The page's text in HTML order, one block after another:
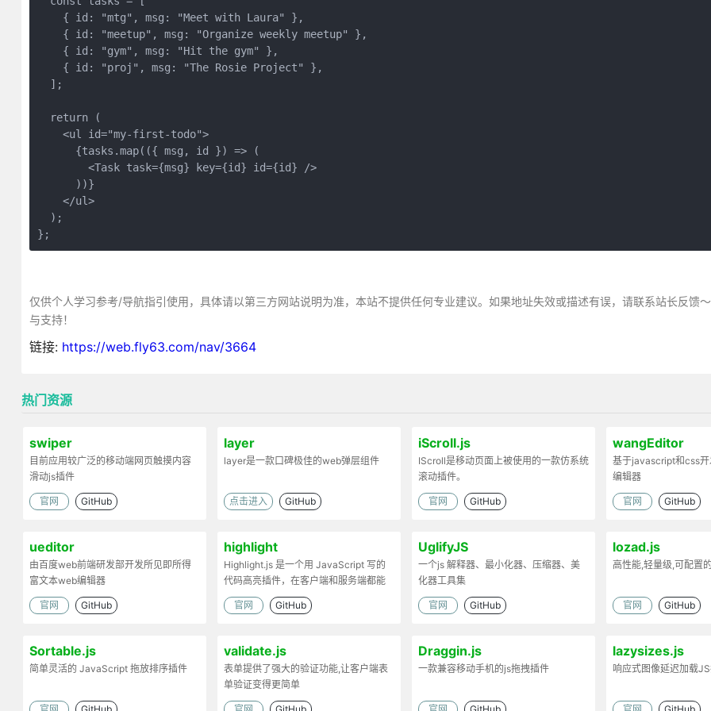
    { id: "mtg", msg: "Meet with Laura" },
    { id: "meetup", msg: "Organize weekly meetup" },
    { id: "gym", msg: "Hit the gym" },
    { id: "proj", msg: "The Rosie Project" },
  ];
  return (
    <ul id="my-first-todo">
      {tasks.map(({ msg, id }) => (
        <Task task={msg} key={id} id={id} />
      ))}
    </ul>
  );
};
仅供个人学习参考/导航指引使用，具体请以第三方网站说明为准，本站不提供任何专业建议。如果地址失效或描述有误，请联系站长反馈
与支持！
链接: https://web.fly63.com/nav/3664
热门资源
swiper
目前应用较广泛的移动端网页触摸内容
滑动js插件
官网 GitHub
layer
layer是一款口碑极佳的web弹层组件
点击进入 GitHub
iScroll.js
IScroll是移动页面上被使用的一款仿系统
滚动插件。
官网 GitHub
wangEditor
基于javascript和css开
编辑器
官网 GitHub
ueditor
由百度web前端研发部开发所见即所得
富文本web编辑器
官网 GitHub
highlight
Highlight.js 是一个用 JavaScript 写的
代码高亮插件，在客户端和服务端都能
工作。
官网 GitHub
UglifyJS
一个js 解释器、最小化器、压缩器、美
化器工具集
官网 GitHub
lozad.js
高性能,轻量级,可配置
官网 GitHub
Sortable.js
简单灵活的 JavaScript 拖放排序插件
validate.js
表单提供了强大的验证功能,让客户端表
单验证变得更简单
Draggin.js
一款兼容移动手机的js拖拽插件
lazysizes.js
响应式图像延迟加载JS